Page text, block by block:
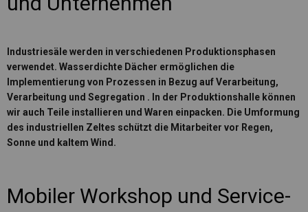
Industriesäle werden in verschiedenen Produktionsphasen
verwendet. Wasserdichte Dächer ermöglichen die
Implementierung von Prozessen in Bezug aufVerarbeitung,
Verarbeitung und Segregation . In der Produktionshalle können
wir auch Teile installieren und Waren einpacken. Die Umformung
des industriellen Zeltes schützt die Mitarbeiter vor Regen,
Sonne und kaltem Wind.
Mobiler Workshop und Service-